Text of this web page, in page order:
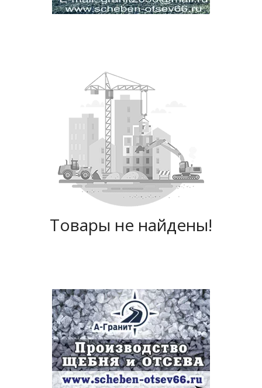
Товары не найдены!